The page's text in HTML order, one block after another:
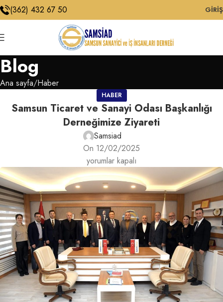
(362) 432 67 50 GIRIŞ
Blog
Ana sayfa Haber
HABER
Samsun Ticaret ve Sanayi Odası Başkanlığı
Derneğimize Ziyareti
Samsiad
On 12/02/2025
yorumlar kapalı